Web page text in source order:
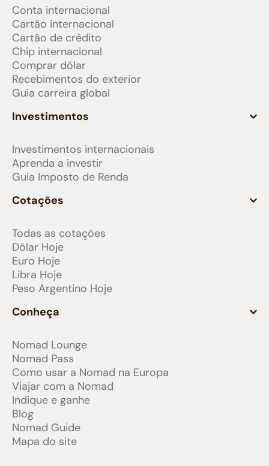
Conta internacional
Cartão internacional
Cartão de crédito
Chip internacional
Comprar dólar
Recebimentos do exterior
Guia carreira global
Investimentos
Investimentos internacionais
Aprenda a investir
Guia Imposto de Renda
Cotações
Todas as cotações
Dólar Hoje
Euro Hoje
Libra Hoje
Peso Argentino Hoje
Conheça
Nomad Lounge
Nomad Pass
Como usar a Nomad na Europa
Viajar com a Nomad
Indique e ganhe
Blog
Nomad Guide
Mapa do site